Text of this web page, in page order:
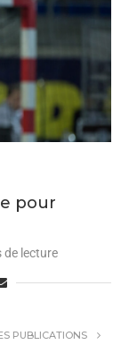
pour
de lecture
PUBLICATIONS